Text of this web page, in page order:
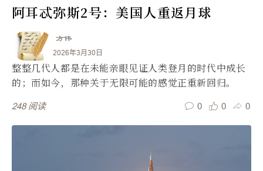
阿耳忒弥斯2号：美国人重返月球
方伟
2026年3月30日
整整几代人都是在未能亲眼见证人类登月的时代中成长
的；而如今，那种关于无限可能的感觉正重新回归。
248 阅读 0 0 0